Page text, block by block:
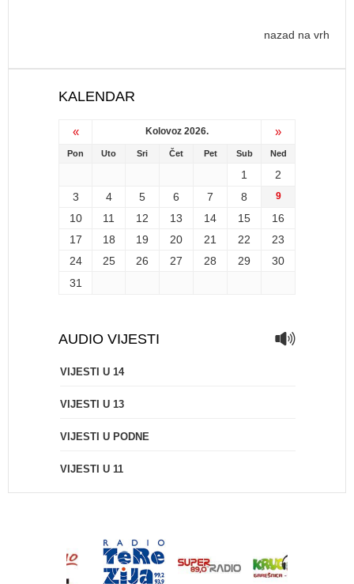
nazad na vrh
KALENDAR
« Kolovoz 2026. »
Pon Uto Sri Čet Pet Sub Ned
1
2
3
4 5 6 7 8 9
10 11 12 13 14 15
16
17
18 19 20 21 22
23
24
25 26 27 28 29
30
31
AUDIO VIJESTI
VIJESTI U 14
VIJESTI U 13
VIJESTI U PODNE
VIJESTI U 11